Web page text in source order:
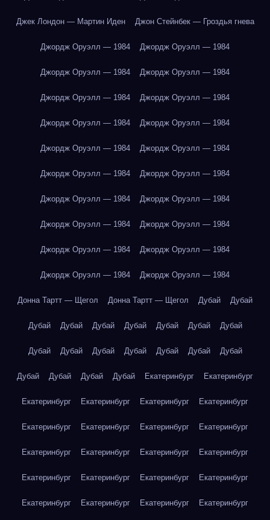
Джек Лондон — Мартин Иден Джон Стейнбек — Гроздья гнева
Джордж Оруэлл — 1984 Джордж Оруэлл — 1984
Джордж Оруэлл — 1984 Джордж Оруэлл — 1984
Джордж Оруэлл — 1984 Джордж Оруэлл — 1984
Джордж Оруэлл — 1984 Джордж Оруэлл — 1984
Джордж Оруэлл — 1984 Джордж Оруэлл — 1984
Джордж Оруэлл — 1984 Джордж Оруэлл — 1984
Джордж Оруэлл — 1984 Джордж Оруэлл — 1984
Джордж Оруэлл — 1984 Джордж Оруэлл — 1984
Джордж Оруэлл — 1984 Джордж Оруэлл — 1984
Джордж Оруэлл — 1984 Джордж Оруэлл — 1984
Донна Тартт — Щегол Донна Тартт — Щегол Дубай Дубай
Дубай Дубай Дубай Дубай Дубай Дубай Дубай
Дубай Дубай Дубай Дубай Дубай Дубай Дубай
Дубай Дубай Дубай Дубай Екатеринбург Екатеринбург
Екатеринбург Екатеринбург Екатеринбург Екатеринбург
Екатеринбург Екатеринбург Екатеринбург Екатеринбург
Екатеринбург Екатеринбург Екатеринбург Екатеринбург
Екатеринбург Екатеринбург Екатеринбург Екатеринбург
Екатеринбург Екатеринбург Екатеринбург Екатеринбург